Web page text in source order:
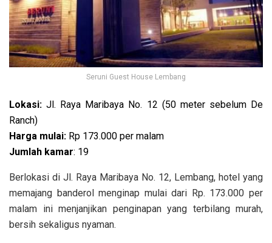
Seruni Guest House Lembang
Lokasi:Jl. Raya Maribaya No. 12 (50 meter sebelum De
Ranch)
Harga mulai: Rp 173.000 per malam
Jumlah kamar: 19
Berlokasi di Jl. Raya Maribaya No. 12, Lembang, hotel yang
memajang banderol menginap mulai dari Rp. 173.000 per
malam ini menjanjikan penginapan yang terbilang murah,
bersih sekaligus nyaman.